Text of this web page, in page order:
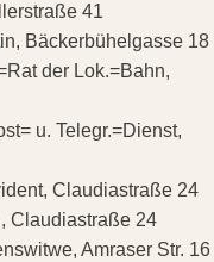
41
Bäckerbühelgasse 18
der Lok.=Bahn,
u. Telegr.=Dienst,
Claudiastraße 24
Claudiastraße 24
Amraser Str. 16